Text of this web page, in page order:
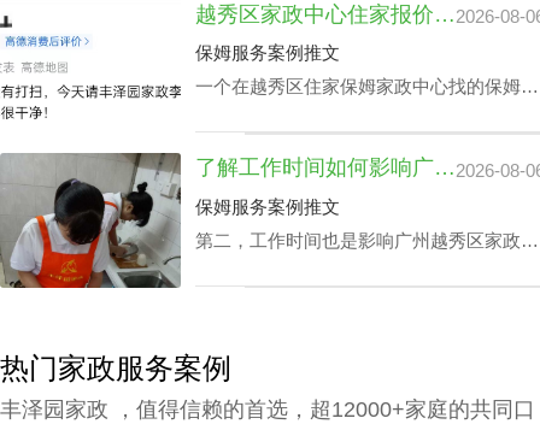
孩子做作业等，这类小时工技能与番禺家政
公司别墅小时工收费都是紧密依赖的。
越秀区家政中心住家报价揭晓：影响因素及如何选择最佳服务2026-08-
保姆服务案例推文
一个在越秀区住家保姆家政中心找的保姆对
衣、准备饭菜、洗碗等家庭杂务，还可以抚
恤老人及家长接送，让志存高远的人专心致
志工作，那越秀区家政中心住家报价该如何
了解工作时间如何影响广州越秀区家政中心查询电话价格表及服务质量2026-08-
保姆服务案例推文
第二，工作时间也是影响广州越秀区家政中
性，而这家庭业主需要例常会影响广州越秀
区家政中心查询电话价格表。
热门家政服务案例
丰泽园家政 ，值得信赖的首选，超12000+家庭的共同口